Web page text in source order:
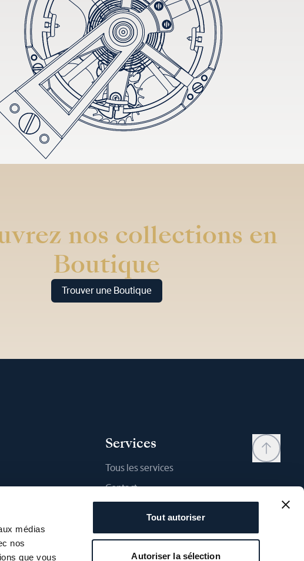
médias
nos
que vous
Tout autoriser
Autoriser la sélection
nos collections en
Boutique
Trouver une Boutique
Services
Tous les services
Contact